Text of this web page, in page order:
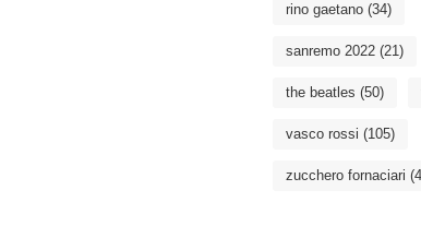
rino gaetano (34)
sanremo 2022 (21)
the beatles (50)
vasco rossi (105)
zucchero fornaciari